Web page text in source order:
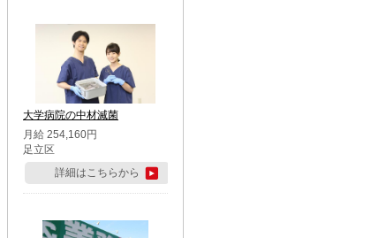
大学病院の中材滅菌
月給 254,160円
足立区
詳細はこちらから